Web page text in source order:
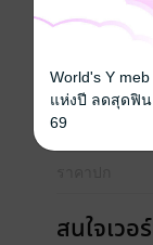
วันที่วางขาย
ความยาว
สนใจเว
World's Y
แห่งปี ลดสุดฟิน
69